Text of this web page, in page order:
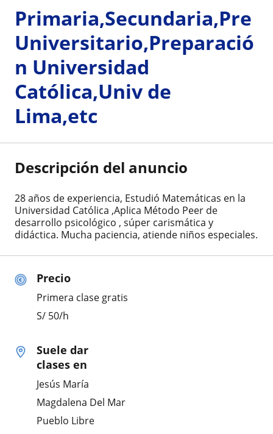
Precio
Primera clase gratis
S/ 50/h
Suele dar
clases en
Jesús María
Magdalena Del Mar
Pueblo Libre
Primaria,Secundaria,Pre
Universitario,Preparació
n Universidad
Católica,Univ de
Lima,etc
Descripción del anuncio
28 años de experiencia, Estudió Matemáticas en la
Universidad Católica ,Aplica Método Peer de
desarrollo psicológico , súper carismática y
didáctica. Mucha paciencia, atiende niños especiales.